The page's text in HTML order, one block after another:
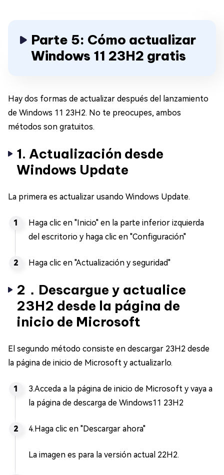
Parte 5: Cómo actualizar
Windows 11 23H2 gratis
Hay dos formas de actualizar después del lanzamiento
de Windows 11 23H2. No te preocupes, ambos
métodos son gratuitos.
1. Actualización desde
Windows Update
La primera es actualizar usando Windows Update.
Haga clic en "Inicio" en la parte inferior izquierda
del escritorio y haga clic en "Configuración"
Haga clic en "Actualización y seguridad"
2．Descargue y actualice
23H2 desde la página de
inicio de Microsoft
El segundo método consiste en descargar 23H2 desde
la página de inicio de Microsoft y actualizarlo.
3.Acceda a la página de inicio de Microsoft y vaya a
la página de descarga de Windows11 23H2
4.Haga clic en "Descargar ahora"
La imagen es para la versión actual 22H2.